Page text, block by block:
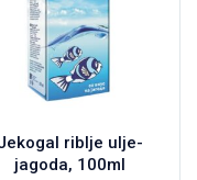
riblje ulje-
jagoda, 100ml